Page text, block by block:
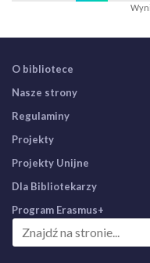
O bibliotece
Nasze strony
Regulaminy
Projekty
Projekty Unijne
Dla Bibliotekarzy
Program Erasmus+